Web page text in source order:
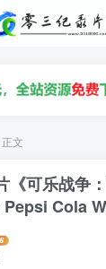
正文
《可乐战争
Cola